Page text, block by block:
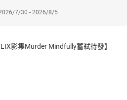
7/30 - 2026/8/5
影集Murder Mindfully蓄弒待發】